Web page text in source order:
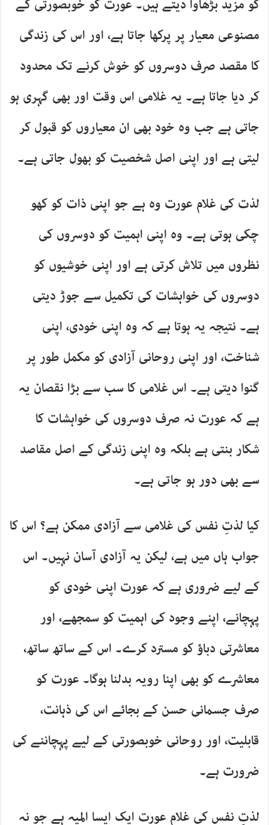
کو مزید بڑھاوا دیتے ہیں۔ عورت کو خوبصورتی کے
مصنوعی معیار پر پرکھا جاتا ہے، اور اس کی زندگی
کا مقصد صرف دوسروں کو خوش کرنے تک محدود
کر دیا جاتا ہے۔ یہ غلامی اس وقت اور بھی گہری ہو
جاتی ہے جب وہ خود بھی ان معیاروں کو قبول کر
لیتی ہے اور اپنی اصل شخصیت کو بھول جاتی ہے۔
لذت کی غلام عورت وہ ہے جو اپنی ذات کو کھو
چکی ہوتی ہے۔ وہ اپنی اہمیت کو دوسروں کی
نظروں میں تلاش کرتی ہے اور اپنی خوشیوں کو
دوسروں کی خواہشات کی تکمیل سے جوڑ دیتی
ہے۔ نتیجہ یہ ہوتا ہے کہ وہ اپنی خودی، اپنی
شناخت، اور اپنی روحانی آزادی کو مکمل طور پر
گنوا دیتی ہے۔ اس غلامی کا سب سے بڑا نقصان یہ
ہے کہ عورت نہ صرف دوسروں کی خواہشات کا
شکار بنتی ہے بلکہ وہ اپنی زندگی کے اصل مقاصد
سے بھی دور ہو جاتی ہے۔
کیا لذتِ نفس کی غلامی سے آزادی ممکن ہے؟ اس کا
جواب ہاں میں ہے، لیکن یہ آزادی آسان نہیں۔ اس
کے لیے ضروری ہے کہ عورت اپنی خودی کو
پہچانے، اپنے وجود کی اہمیت کو سمجھے، اور
معاشرتی دباؤ کو مسترد کرے۔ اس کے ساتھ ساتھ،
معاشرے کو بھی اپنا رویہ بدلنا ہوگا۔ عورت کو
صرف جسمانی حسن کے بجائے اس کی ذہانت،
قابلیت، اور روحانی خوبصورتی کے لیے پہچاننے کی
ضرورت ہے۔
لذتِ نفس کی غلام عورت ایک ایسا المیہ ہے جو نہ